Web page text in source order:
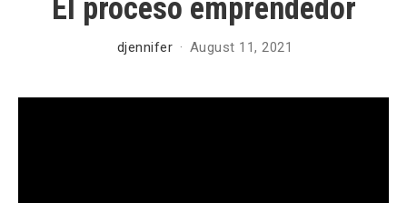
El proceso emprendedor
djennifer August 11, 2021